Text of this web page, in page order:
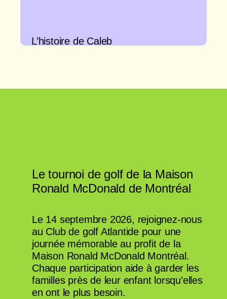
L’histoire de Caleb
Le tournoi de golf de la Maison
Ronald McDonald de Montréal
Le 14 septembre 2026, rejoignez-nous
au Club de golf Atlantide pour une
journée mémorable au profit de la
Maison Ronald McDonald Montréal.
Chaque participation aide à garder les
familles près de leur enfant lorsqu’elles
en ont le plus besoin.